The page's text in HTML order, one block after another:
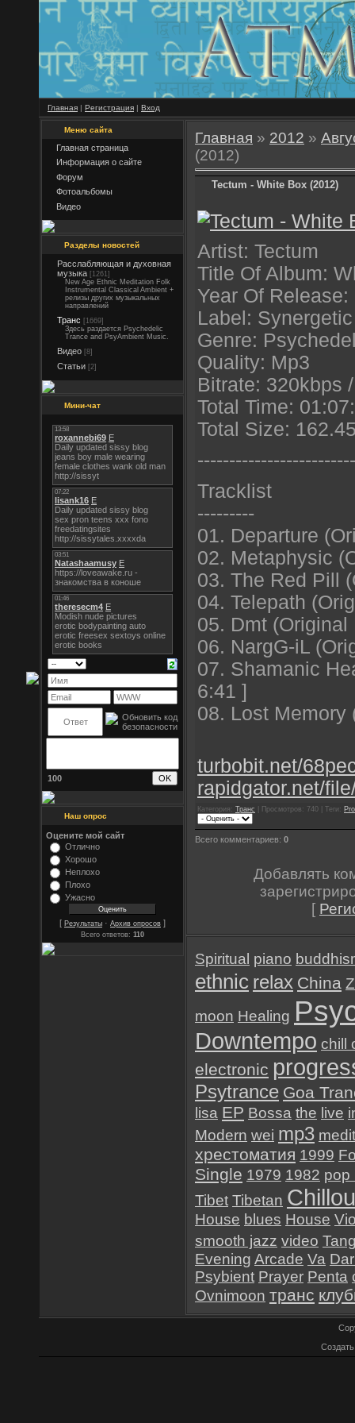
Главная | Регистрация | Вход
Меню сайта
Главная страница
Информация о сайте
Форум
Фотоальбомы
Видео
Разделы новостей
Расслабляющая и духовная
музыка [1261]
New Age Ethnic Meditation Folk
Instrumental Classical Ambient +
релизы других музыкальных
направлений
Транс [1669]
Здесь раздается Psychedelic
Trance and PsyAmbient Music.
Видео [8]
Статьи [2]
Мини-чат
100
Наш опрос
Оцените мой сайт
Отлично
Хорошо
Неплохо
Плохо
Ужасно
[ Результаты · Архив опросов ]
Всего ответов: 110
Главная » 2012 »
(2012)
Tectum - White Box (2012)
Artist: Tectum
Title Of Album:
Year Of
Label:
Genre:
Quality: Mp3
Bitrate: 320kbps
Total Time:
Total Size:
----------------------
Tracklist
---------
01. Departure
02. Metaphysic
03. The Red Pill
04. Telepath
05. Dmt (Original
06. NargG-iL
07. Shamanic
6:41 ]
08. Lost Memory
turbobit.net/
rapidgator.net/
Категория: Транс | Просмотров: 740 | Теги:
Всего комментариев: 0
Добавлять
[
Spiritual piano
ethnic relax China
moon Healing
Downtempo chill
electronic
Psytrance Goa
lisa EP Bossa the live
Modern wei mp3
хрестоматия 1999
Single 1979 1982 pop
Tibet Tibetan
House blues House
smooth jazz video
Evening Arcade Va
Psybient Prayer Penta
Ovnimoon транс